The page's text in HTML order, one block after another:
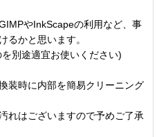
やInkScapeの利用など、事
るかと思います。
別途適宜お使いください)
装時に内部を簡易クリーニング
れはございますので予めご了承